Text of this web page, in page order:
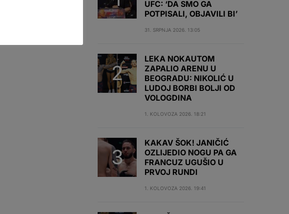
UFC: ‘DA SMO GA
POTPISALI, OBJAVILI BI’
31. SRPNJA 2026. 13:05
LEKA NOKAUTOM
ZAPALIO ARENU U
BEOGRADU: NIKOLIĆ U
LUDOJ BORBI BOLJI OD
VOLOGDINA
1. KOLOVOZA 2026. 18:21
KAKAV ŠOK! JANIČIĆ
OZLIJEDIO NOGU PA GA
FRANCUZ UGUŠIO U
PRVOJ RUNDI
1. KOLOVOZA 2026. 19:41